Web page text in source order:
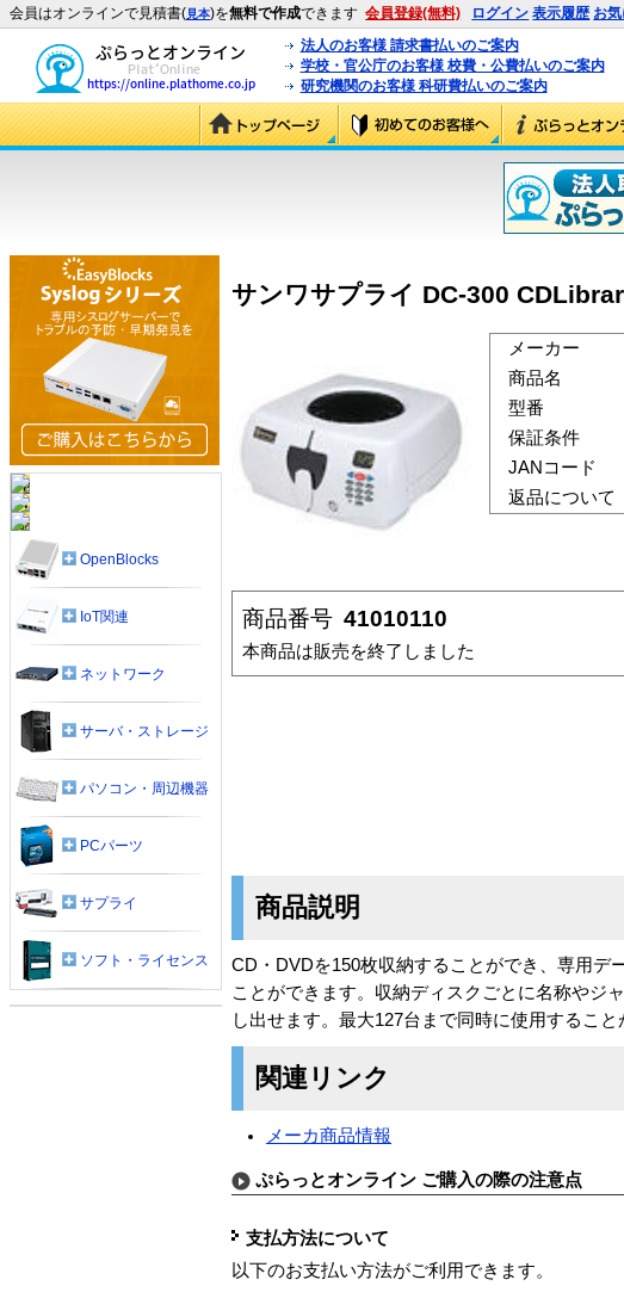
会員はオンラインで見積書(見本)を無料で作成できます 会員登録(無料) ログイン 表示履歴 お
法人のお客様 請求書払いのご案内
学校・官公庁のお客様 校費・公費払いのご案内
研究機関のお客様 科研費払いのご案内
サンワサプライ DC-300
メーカー
商品名
型番
保証条件
JANコード
返品について
商品番号 41010110
本商品は販売を終了しました
商品説明
CD・DVDを150枚収納することができ、専用デ
ことができます。収納ディスクごとに名称やジ
し出せます。最大127台まで同時に使用するこ
関連リンク
メーカ商品情報
ぷらっとオンライン ご購入の際の注意点
支払方法について
以下のお支払い方法がご利用できます。
OpenBlocks
IoT関連
ネットワーク
サーバ・ストレージ
パソコン・周辺機器
PCパーツ
サプライ
ソフト・ライセンス